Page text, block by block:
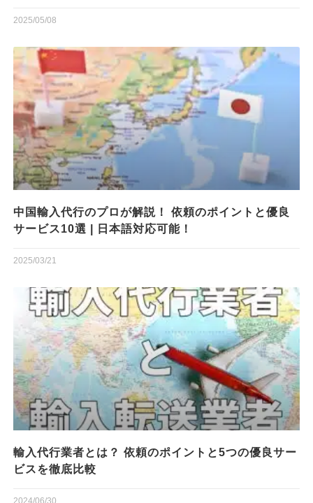
2025/05/08
中国輸入代行のプロが解説！ 依頼のポイントと優良
サービス10選 | 日本語対応可能！
2025/03/21
輸入代行業者とは？ 依頼のポイントと5つの優良サー
ビスを徹底比較
2024/06/30